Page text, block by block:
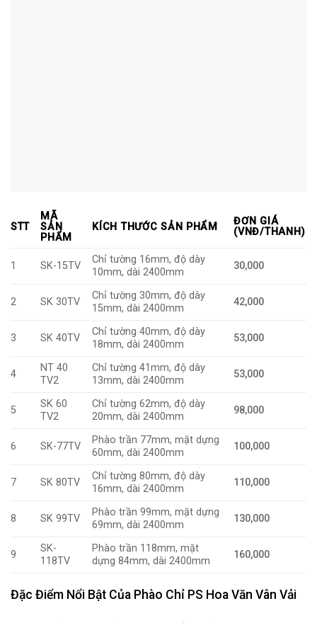
STT
MÃ
SẢN
PHẨM
KÍCH THƯỚC SẢN PHẨM
ĐƠN GIÁ
(VNĐ/THANH)
1 SK-15TV
Chỉ tường 16mm, độ dày
10mm, dài 2400mm
30,000
2 SK 30TV
Chỉ tường 30mm, độ dày
15mm, dài 2400mm
42,000
3 SK 40TV
Chỉ tường 40mm, độ dày
18mm, dài 2400mm
53,000
4
NT 40
TV2
Chỉ tường 41mm, độ dày
13mm, dài 2400mm
53,000
5
SK 60
TV2
Chỉ tường 62mm, độ dày
20mm, dài 2400mm
98,000
6 SK-77TV
Phào trần 77mm, mặt dựng
60mm, dài 2400mm
100,000
7 SK 80TV
Chỉ tường 80mm, độ dày
16mm, dài 2400mm
110,000
8 SK 99TV
Phào trần 99mm, mặt dựng
69mm, dài 2400mm
130,000
9
SK-
118TV
Phào trần 118mm, mặt
dựng 84mm, dài 2400mm
160,000
Đặc Điểm Nổi Bật Của Phào Chỉ PS Hoa Văn Vân Vải